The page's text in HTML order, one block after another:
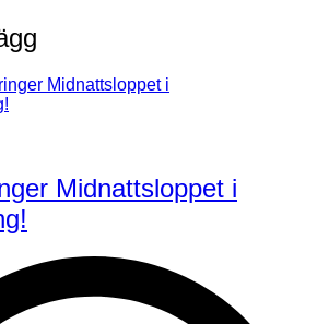
Midnattsloppet i